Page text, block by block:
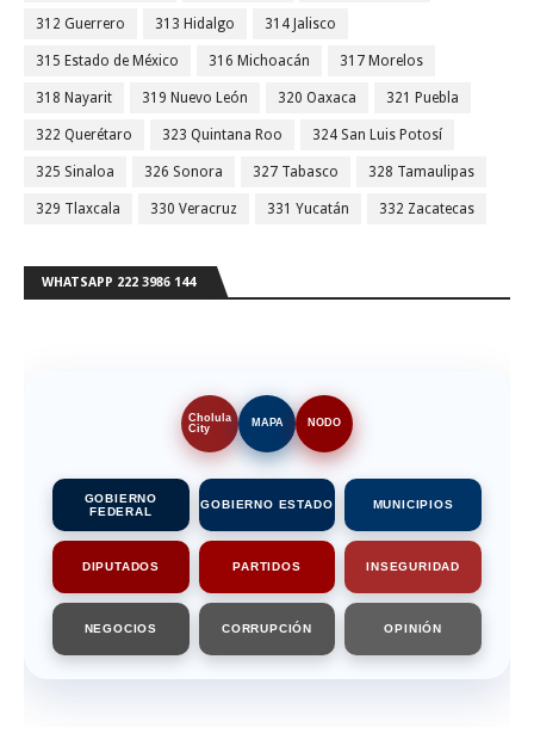
312 Guerrero 313 Hidalgo 314 Jalisco
315 Estado de México 316 Michoacán 317 Morelos
318 Nayarit 319 Nuevo León 320 Oaxaca 321 Puebla
322 Querétaro 323 Quintana Roo 324 San Luis Potosí
325 Sinaloa 326 Sonora 327 Tabasco 328 Tamaulipas
329 Tlaxcala 330 Veracruz 331 Yucatán 332 Zacatecas
WHATSAPP 222 3986 144
Cholula
City
MAPA NODO
GOBIERNO
FEDERAL
GOBIERNO ESTADO MUNICIPIOS
DIPUTADOS PARTIDOS INSEGURIDAD
NEGOCIOS CORRUPCIÓN OPINIÓN